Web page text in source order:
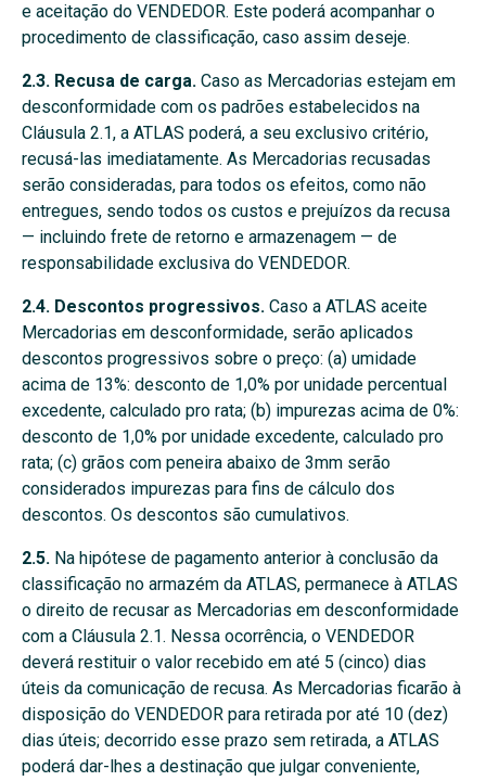
e aceitação do VENDEDOR. Este poderá acompanhar o
procedimento de classificação, caso assim deseje.
2.3. Recusa de carga. Caso as Mercadorias estejam em
desconformidade com os padrões estabelecidos na
Cláusula 2.1, a ATLAS poderá, a seu exclusivo critério,
recusá-las imediatamente. As Mercadorias recusadas
serão consideradas, para todos os efeitos, como não
entregues, sendo todos os custos e prejuízos da recusa
— incluindo frete de retorno e armazenagem — de
responsabilidade exclusiva do VENDEDOR.
2.4. Descontos progressivos. Caso a ATLAS aceite
Mercadorias em desconformidade, serão aplicados
descontos progressivos sobre o preço: (a) umidade
acima de 13%: desconto de 1,0% por unidade percentual
excedente, calculado pro rata; (b) impurezas acima de 0%:
desconto de 1,0% por unidade excedente, calculado pro
rata; (c) grãos com peneira abaixo de 3mm serão
considerados impurezas para fins de cálculo dos
descontos. Os descontos são cumulativos.
2.5. Na hipótese de pagamento anterior à conclusão da
classificação no armazém da ATLAS, permanece à ATLAS
o direito de recusar as Mercadorias em desconformidade
com a Cláusula 2.1. Nessa ocorrência, o VENDEDOR
deverá restituir o valor recebido em até 5 (cinco) dias
úteis da comunicação de recusa. As Mercadorias ficarão à
disposição do VENDEDOR para retirada por até 10 (dez)
dias úteis; decorrido esse prazo sem retirada, a ATLAS
poderá dar-lhes a destinação que julgar conveniente,